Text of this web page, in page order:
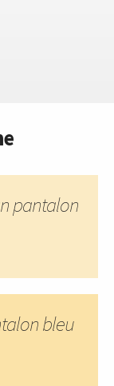
pantalon
bleu